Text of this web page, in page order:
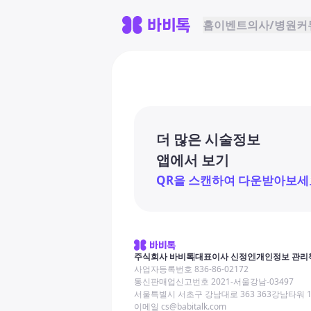
홈이벤트의사/병원커
더 많은 시술정보
앱에서 보기
QR을 스캔하여 다운받아보세
주식회사 바비톡대표이사 신정인개인정보 관리
사업자등록번호 836-86-02172
통신판매업신고번호 2021-서울강남-03497
서울특별시 서초구 강남대로 363 363강남타워
이메일 cs@babitalk.com